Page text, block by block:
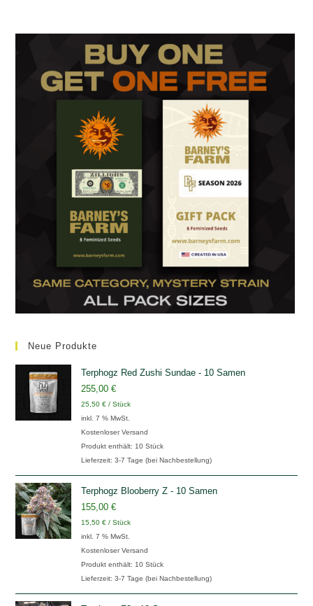
Neue Produkte
Terphogz Red Zushi Sundae - 10 Samen
255,00€
25,50€ /Stück
inkl. 7 % MwSt.
Kostenloser Versand
Produkt enthält: 10Stück
Lieferzeit:3-7 Tage (bei Nachbestellung)
Terphogz Blooberry Z - 10 Samen
155,00€
15,50€ /Stück
inkl. 7 % MwSt.
Kostenloser Versand
Produkt enthält: 10Stück
Lieferzeit:3-7 Tage (bei Nachbestellung)